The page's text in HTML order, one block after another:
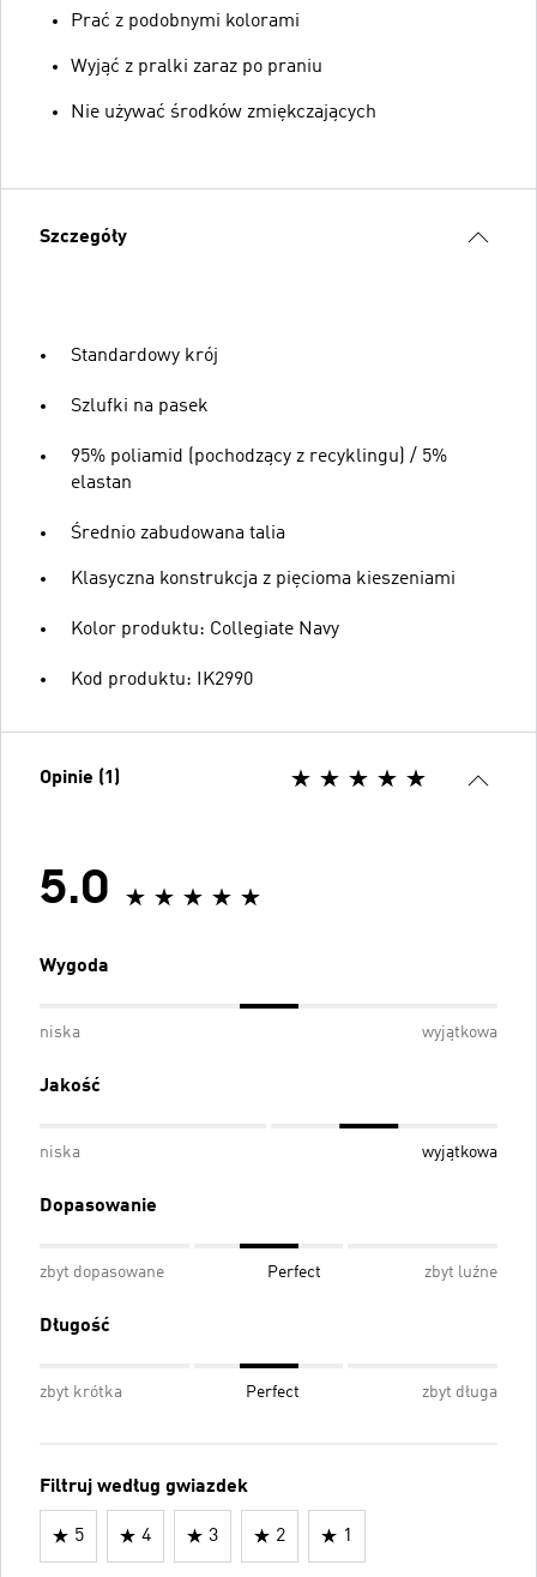
Prać z podobnymi kolorami
Wyjąć z pralki zaraz po praniu
Nie używać środków zmiękczających
Szczegóły
Standardowy krój
Szlufki na pasek
95% poliamid (pochodzący z recyklingu) / 5%
elastan
Średnio zabudowana talia
Klasyczna konstrukcja z pięcioma kieszeniami
Kolor produktu: Collegiate Navy
Kod produktu: IK2990
Opinie (1)
5.0
Wygoda
niska wyjątkowa
Jakość
niska wyjątkowa
Dopasowanie
zbyt dopasowane Perfect zbyt luźne
Długość
zbyt krótka Perfect zbyt długa
Filtruj według gwiazdek
5 4 3 2 1